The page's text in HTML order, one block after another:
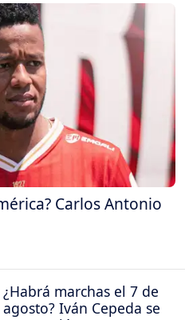
Carlos Antonio
¿Habrá marchas el 7 de
agosto? Iván Cepeda se